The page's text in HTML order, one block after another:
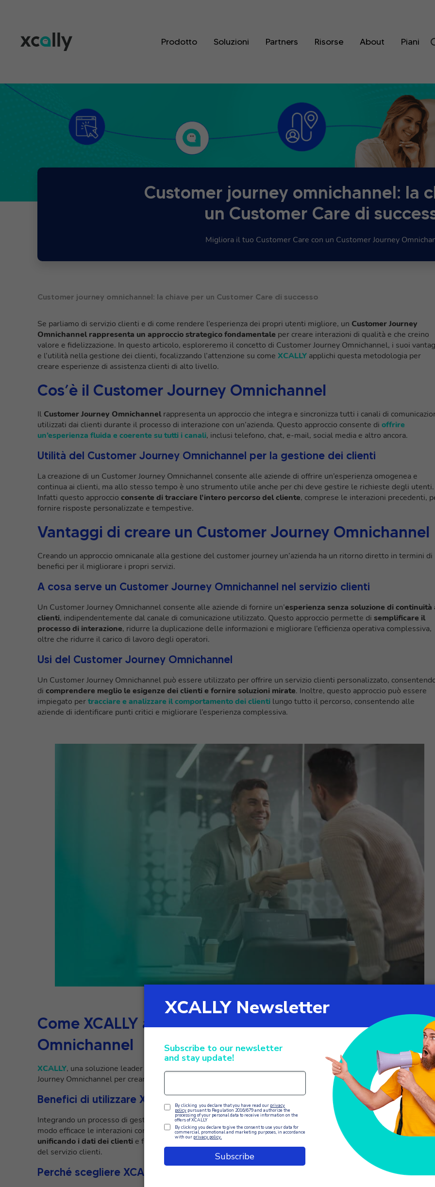
Prodotto Soluzioni Partners Risorse About Piani
Customer journey omnichannel: la
un Customer Care di
Migliora il tuo Customer Care con un Customer Journey
Customer journey omnichannel: la chiave per un Customer Care di successo
Se parliamo di servizio clienti e di come rendere l’esperienza dei propri utenti migliore, un Customer Journey
Omnichannel rappresenta un approccio strategico fondamentale per creare interazioni di qualità e che creino
valore e fidelizzazione. In questo articolo, esploreremo il concetto di Customer Journey Omnichannel, i suoi
e l’utilità nella gestione dei clienti, focalizzando l’attenzione su come XCALLY applichi questa metodologia per
creare esperienze di assistenza clienti di alto livello.
Cos’è il Customer Journey Omnichannel
Il Customer Journey Omnichannel rappresenta un approccio che integra e sincronizza tutti i canali di
utilizzati dai clienti durante il processo di interazione con un’azienda. Questo approccio consente di offrire
un’esperienza fluida e coerente su tutti i canali, inclusi telefono, chat, e-mail, social media e altro ancora.
Utilità del Customer Journey Omnichannel per la gestione dei clienti
La creazione di un Customer Journey Omnichannel consente alle aziende di offrire un’esperienza omogenea e
continua ai clienti, ma allo stesso tempo è uno strumento utile anche per chi deve gestire le richieste degli utenti.
Infatti questo approccio consente di tracciare l’intero percorso del cliente, comprese le interazioni precedenti,
fornire risposte personalizzate e tempestive.
Vantaggi di creare un Customer Journey Omnichannel
Creando un approccio omnicanale alla gestione del customer journey un’azienda ha un ritorno diretto in termini di
benefici per il migliorare i propri servizi.
A cosa serve un Customer Journey Omnichannel nel servizio clienti
Un Customer Journey Omnichannel consente alle aziende di fornire un’esperienza senza soluzione di continuità
clienti, indipendentemente dal canale di comunicazione utilizzato. Questo approccio permette di semplificare il
processo di interazione, ridurre la duplicazione delle informazioni e migliorare l’efficienza operativa complessiva,
oltre che ridurre il carico di lavoro degli operatori.
Usi del Customer Journey Omnichannel
Un Customer Journey Omnichannel può essere utilizzato per offrire un servizio clienti personalizzato,
di comprendere meglio le esigenze dei clienti e fornire soluzioni mirate. Inoltre, questo approccio può essere
impiegato pertracciare e analizzare il comportamento dei clienti lungo tutto il percorso, consentendo alle
aziende di identificare punti critici e migliorare l’esperienza complessiva.
Come XCALLY applica il Customer Journey
Omnichannel
XCALLY, una soluzione leader nel settore del customer care, offre un’implementazione avanzata del Customer
Journey Omnichannel per creare esperienze di assistenza clienti di successo.
Benefici di utilizzare XCALLY per sviluppare un Customer Journey Omnichannel
Integrando un processo di gestione della customer journey intuitivo, XCALLY consente alle aziende di gestire in
modo efficace le interazioni con i clienti su diversi canali. Questa soluzione offre un flusso di lavoro ottimizzato,
unificando i dati dei clienti e fornendo strumenti di analisi avanzati per migliorare la personalizzazione e
del servizio clienti.
Perché scegliere XCALLY